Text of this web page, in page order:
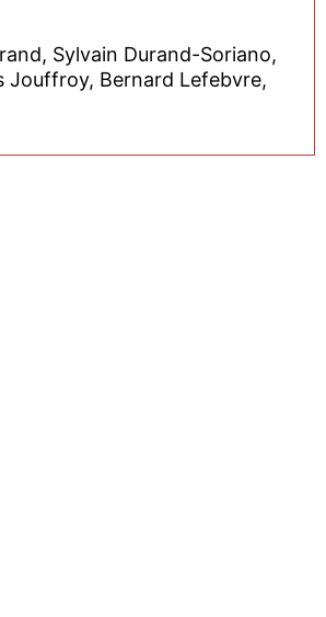
Sylvain Durand-Soriano,
Jouffroy, Bernard Lefebvre,